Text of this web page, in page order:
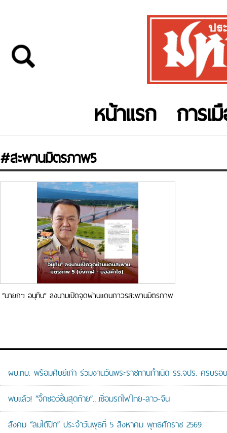
หน้าแรก การเ
#สะพานมิตรภาพ5
“นายกฯ อนุทิน” ลงนามเปิดจุดผ่านแดนถาวรสะพานมิตรภาพ
ผบ.ทบ. พร้อมศิษย์เก่า ร่วมงานวันพระราชทานกำเนิด รร.จปร. ครบ
พบแล้ว! “จิ๊กซอว์ชิ้นสุดท้าย”…เชื่อมรถไฟไทย-ลาว-จีน
สังคม “ลมใต้ปีก” ประจำวันพุธที่ 5 สิงหาคม พุทธศักราช 2569